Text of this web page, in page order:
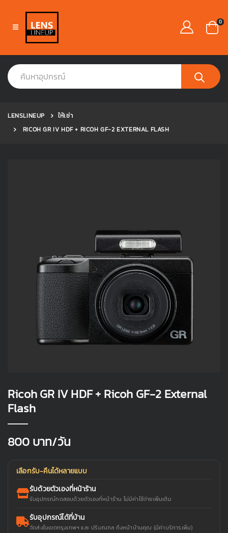
0
LENSLINEUP
ให้เช่า
RICOH GR IV HDF + RICOH GF-2 EXTERNAL FLASH
Ricoh GR IV HDF + Ricoh GF-2 External
Flash
800 บาท/วัน
เลือกรับ-คืนได้หลายแบบ
รับด้วยตัวเองที่หน้าร้าน
รับอุปกรณ์ทดสอบด้วยตัวเองที่หน้าร้าน ไม่มีค่าใช้จ่ายเพิ่มเติม
รับอุปกรณ์ได้ที่บ้าน
จัดส่งในเขตกรุงเทพฯ และ ปริมณฑล ถึงหน้าบ้านคุณ (มีค่าบริการเพิ่ม)